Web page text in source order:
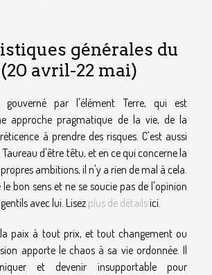
générales du
avril-22 mai)
gouverné par l'élément Terre, qui est
approche pragmatique de la vie, de la
à prendre des risques. C'est aussi
d'être têtu, et en ce qui concerne la
ambitions, il n'y a rien de mal à cela.
bon sens et ne se soucie pas de l'opinion
avec lui. Lisez plus de détailsici.
paix à tout prix, et tout changement ou
apporte le chaos à sa vie ordonnée. Il
et devenir insupportable pour